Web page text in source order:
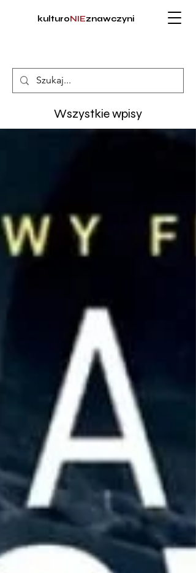
kulturoNIEznawczyni
Wszystkie wpisy